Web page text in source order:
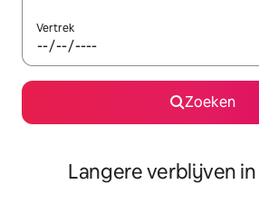
Vertrek
Zoeken
Langere verblijven